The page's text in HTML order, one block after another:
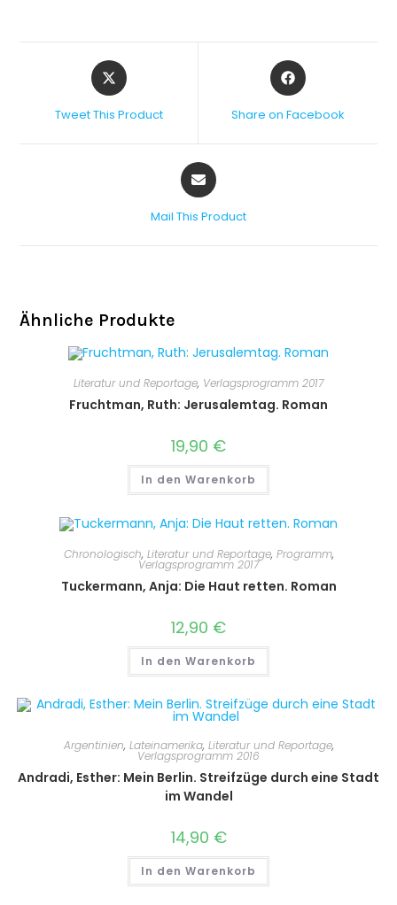
Tweet This Product Share on Facebook
Mail This Product
Ähnliche Produkte
Literatur und Reportage, Verlagsprogramm 2017
Fruchtman, Ruth: Jerusalemtag. Roman
19,90 €
In den Warenkorb
Chronologisch, Literatur und Reportage, Programm,
Verlagsprogramm 2017
Tuckermann, Anja: Die Haut retten. Roman
12,90 €
In den Warenkorb
Argentinien, Lateinamerika, Literatur und Reportage,
Verlagsprogramm 2016
Andradi, Esther: Mein Berlin. Streifzüge durch eine Stadt
im Wandel
14,90 €
In den Warenkorb